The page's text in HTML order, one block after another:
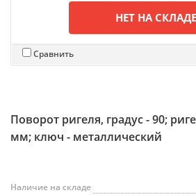
НЕТ НА СКЛАДЕ
Сравнить
Поворот ригеля, градус - 90;
мм; ключ - металлический
Наличие на складе